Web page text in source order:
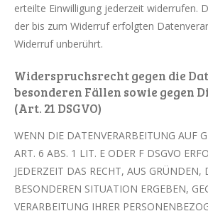
erteilte Einwilligung jederzeit widerrufen.
der bis zum Widerruf erfolgten
Widerruf unberührt.
Widerspruchsrecht gegen die
besonderen Fällen sowie gegen
(Art. 21 DSGVO)
WENN DIE DATENVERARBEITUNG AUF
ART. 6 ABS. 1 LIT. E ODER F DSGVO
JEDERZEIT DAS RECHT, AUS GRÜNDEN,
BESONDEREN SITUATION ERGEBEN,
VERARBEITUNG IHRER